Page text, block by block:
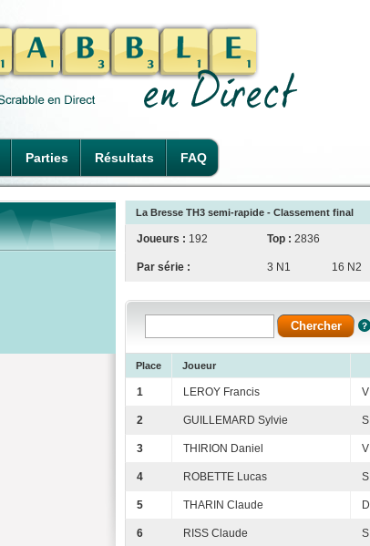
Parties Résultats FAQ
La Bresse TH3 semi-rapide - Classement final
Joueurs : 192 Top : 2836
Par série : 3 N1 16 N2
Place Joueur
1 LEROY Francis V
2 GUILLEMARD Sylvie S
3 THIRION Daniel V
4 ROBETTE Lucas S
5 THARIN Claude D
6 RISS Claude S